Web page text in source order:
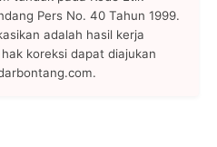
Pers No. 40 Tahun 1999.
adalah hasil kerja
koreksi dapat diajukan